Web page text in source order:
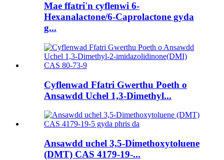
Mae ffatri'n cyflenwi 6-
Hexanalactone/6-Caprolactone gyda
g...
Cyflenwad Ffatri Gwerthu Poeth o
Ansawdd Uchel 1,3-Dimethyl...
Ansawdd uchel 3,5-Dimethoxytoluene
(DMT) CAS 4179-19-...